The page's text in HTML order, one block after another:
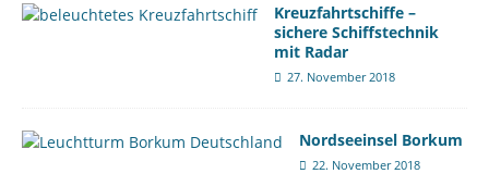
Kreuzfahrtschiffe –
sichere Schiffstechnik
mit Radar
27. November 2018
Nordseeinsel Borkum
22. November 2018